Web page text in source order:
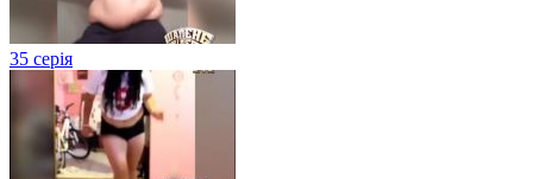
35 серія